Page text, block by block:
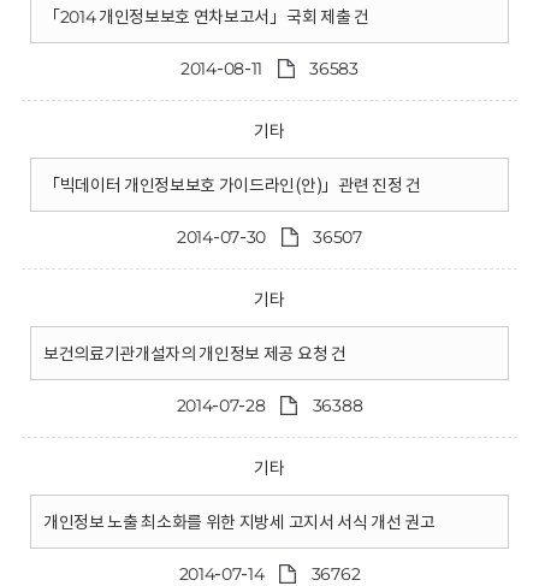
「2014 개인정보보호 연차보고서」국회 제출 건
2014-08-11 36583
기타
「빅데이터 개인정보보호 가이드라인(안)」관련 진정 건
2014-07-30 36507
기타
보건의료기관개설자의 개인정보 제공 요청 건
2014-07-28 36388
기타
개인정보 노출 최소화를 위한 지방세 고지서 서식 개선 권고
2014-07-14 36762